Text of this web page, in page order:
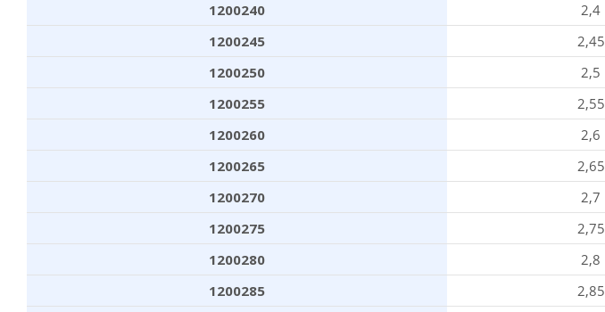
1200240
2,4
1200245
2,45
1200250
2,5
1200255
2,55
1200260
2,6
1200265
2,65
1200270
2,7
1200275
2,75
1200280
2,8
1200285
2,85